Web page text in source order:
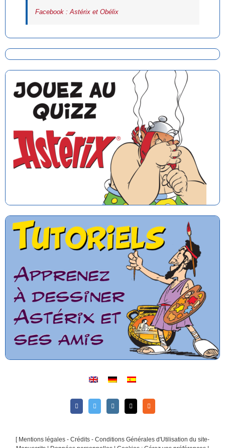
Facebook : Astérix et Obélix
[ Mentions légales - Crédits - Conditions Générales d'Utilisation du site-